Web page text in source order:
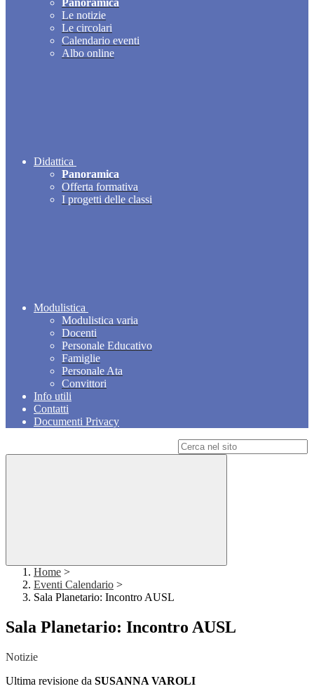
Panoramica
Le notizie
Le circolari
Calendario eventi
Albo online
Didattica
Panoramica
Offerta formativa
I progetti delle classi
Modulistica
Modulistica varia
Docenti
Personale Educativo
Famiglie
Personale Ata
Convittori
Info utili
Contatti
Documenti Privacy
Home >
Eventi Calendario >
Sala Planetario: Incontro AUSL
Sala Planetario: Incontro AUSL
Notizie
Ultima revisione da SUSANNA VAROLI